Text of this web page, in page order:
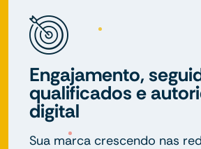
Engajamento,
qualificados e
digital
Sua marca crescendo nas